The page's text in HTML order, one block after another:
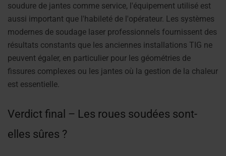
soudure de jantes comme service, l'équipement utilisé est
aussi important que l'habileté de l'opérateur. Les systèmes
modernes de soudage laser professionnels fournissent des
résultats constants que les anciennes installations TIG ne
peuvent égaler, en particulier pour les géométries de
fissures complexes ou les jantes où la gestion de la chaleur
est essentielle.
Verdict final – Les roues soudées sont-
elles sûres ?